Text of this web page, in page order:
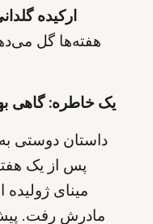
ارکیده
هفته‌ها گل
یک خاطره: گاهی
داستان دوستی
پس از یک
مینای
مادرش رفت. پیش